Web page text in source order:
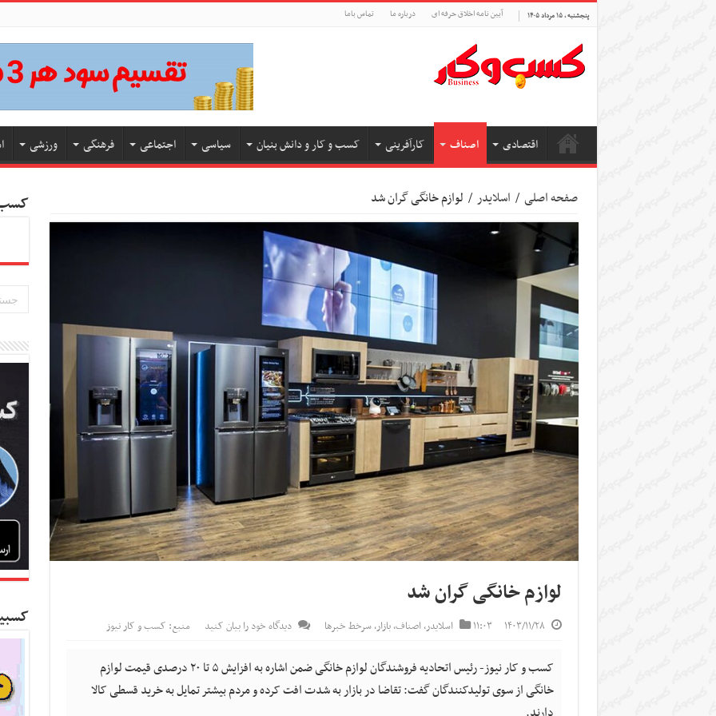
پنجشنبه , ۱۵ مرداد ۱۴۰۵ آیین نامه اخلاق حرفه ای درباره ما تماس باما
اقتصادی اصناف کارآفرینی کسب و کار و دانش بنیان سیاسی اجتماعی فرهنگی ورزشی
صفحه اصلی / اسلایدر / لوازم خانگی گران شد
لوازم خانگی گران شد
۱۴۰۳/۱۱/۲۸ ۱۱:۰۳ اسلایدر,اصناف,بازار,سرخط خبرها دیدگاه خود را بیان کنید منبع: کسب و کار نیوز
کسب و کار نیوز- رئیس اتحادیه فروشندگان لوازم خانگی ضمن اشاره به افزایش ۵ تا ۲۰ درصدی قیمت لوازم
خانگی از سوی تولیدکنندگان گفت: تقاضا در بازار به شدت افت کرده و مردم بیشتر تمایل به خرید قسطی کالا
کسب